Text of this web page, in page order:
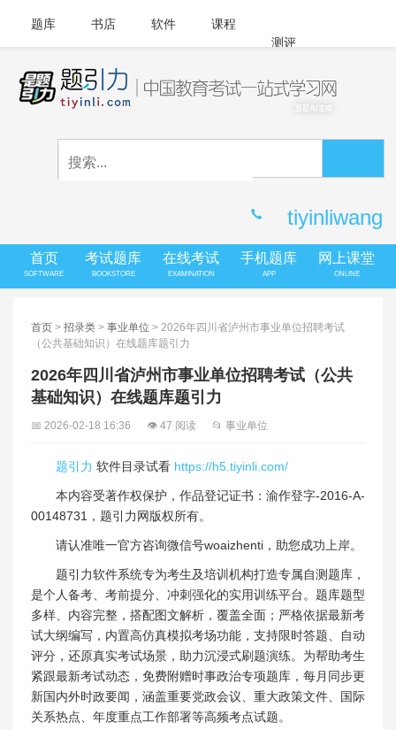
题库 书店 软件
课程
测评
APP下载
tiyinliwang
首页
SOFTWARE
考试题库
BOOKSTORE
在线考试
EXAMINATION
手机题库
APP
网上课堂
ONLINE
首页 > 招录类 > 事业单位 > 2026年四川省泸州市事业单位招聘考试
（公共基础知识）在线题库题引力
2026年四川省泸州市事业单位招聘考试（公共
基础知识）在线题库题引力
📅 2026-02-18 16:36 👁 47 阅读 📂 事业单位
题引力 软件目录试看 https://h5.tiyinli.com/
本内容受著作权保护，作品登记证书：渝作登字-2016-A-
00148731，题引力网版权所有。
请认准唯一官方咨询微信号woaizhenti，助您成功上岸。
题引力软件系统专为考生及培训机构打造专属自测题库，
是个人备考、考前提分、冲刺强化的实用训练平台。题库题型
多样、内容完整，搭配图文解析，覆盖全面；严格依据最新考
试大纲编写，内置高仿真模拟考场功能，支持限时答题、自动
评分，还原真实考试场景，助力沉浸式刷题演练。为帮助考生
紧跟最新考试动态，免费附赠时事政治专项题库，每月同步更
新国内外时政要闻，涵盖重要党政会议、重大政策文件、国际
关系热点、年度重点工作部署等高频考点试题。